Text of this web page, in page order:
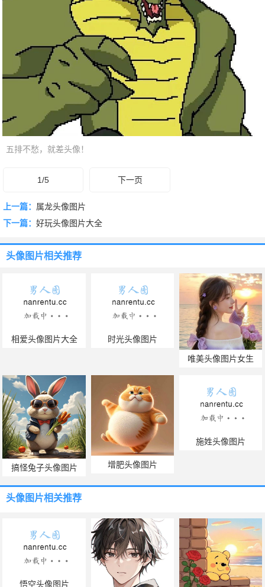
五排不愁，就差头像！
1/5 下一页
上一篇： 属龙头像图片
下一篇： 好玩头像图片大全
头像图片相关推荐
相爱头像图片大全 时光头像图片
唯美头像图片女生
搞怪兔子头像图片 增肥头像图片
施姓头像图片
头像图片相关推荐
悟空头像图片